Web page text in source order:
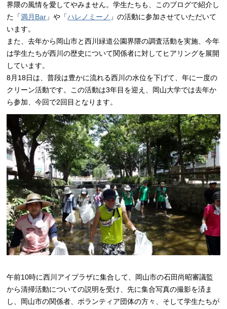
界隈の風情を愛してやみません。学生たちも、このブログで紹介し
た「満月Bar 」や「ハレノミーノ 」の活動に参加させていただいて
います。
また、去年から岡山市と西川緑道公園界隈の調査活動を実施、今年
は学生たちが西川の歴史について関係者に対してヒアリングを展開
しています。
8月18日は、普段は豊かに流れる西川の水位を下げて、年に一度の
クリーン活動です。この活動は3年目を迎え、岡山大学では去年か
ら参加、今回で2回目となります。
午前10時に西川アイプラザに集合して、岡山市の石田尚昭審議監
から清掃活動についての説明を受け、先に集合写真の撮影を済ま
し、岡山市の関係者、ボランティア団体の方々、そして学生たちが